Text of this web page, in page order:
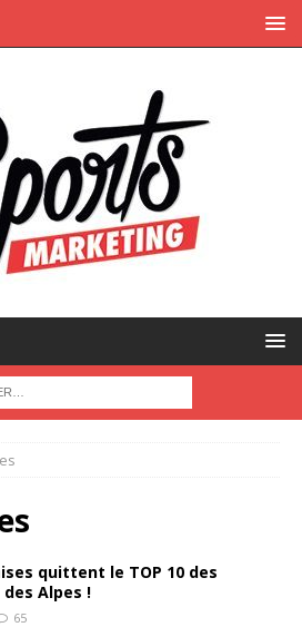
quittent le TOP 10 des
Alpes !
65